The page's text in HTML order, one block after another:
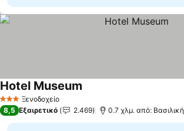
3 ΑστέριαΞενοδοχείο
Hotel Museum
8,5 Εξαιρετικό 2.469